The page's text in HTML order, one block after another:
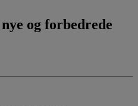
og forbedrede